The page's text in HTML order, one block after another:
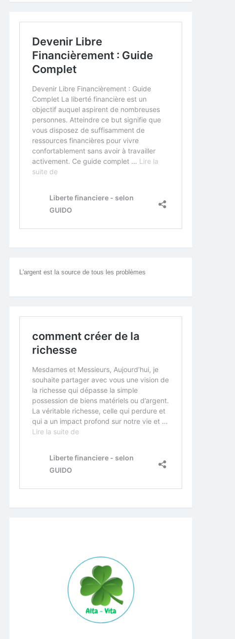
L'argent est la source de tous les problèmes